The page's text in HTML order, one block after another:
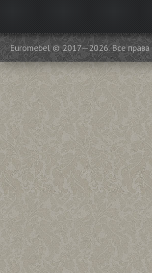
Euromebel © 2017—2026. Все